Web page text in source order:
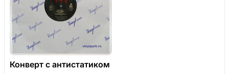
Конверт с антистатиком